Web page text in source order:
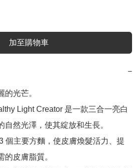
加至購物車
−
的光芒。
Light Creator 是一款三合一亮白
然光澤，使其綻放和生長。
個主要方麵，使皮膚煥髮活力、提
皮膚脂質。